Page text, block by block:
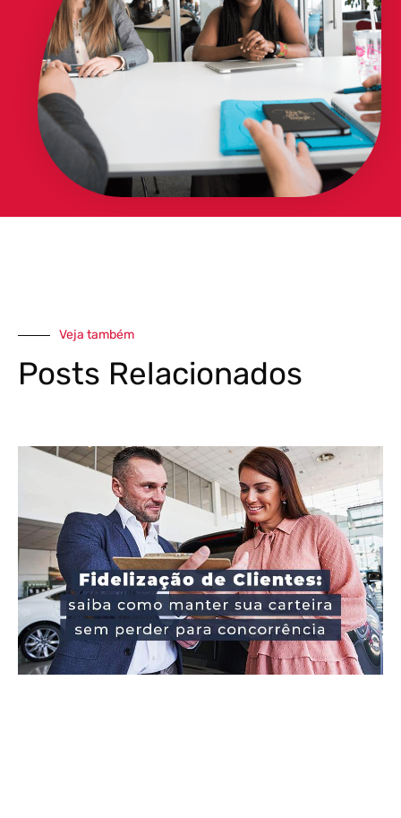
Veja também
Posts Relacionados